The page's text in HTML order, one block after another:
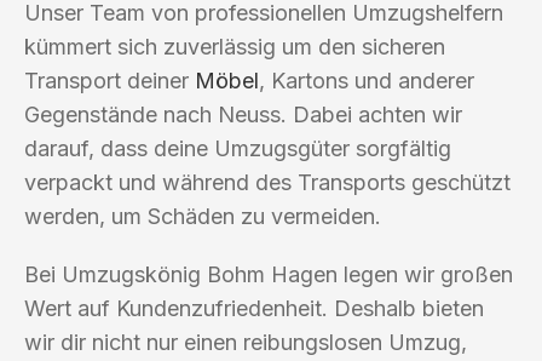
Unser Team von professionellen Umzugshelfern
kümmert sich zuverlässig um den sicheren
Transport deiner Möbel, Kartons und anderer
Gegenstände nach Neuss. Dabei achten wir
darauf, dass deine Umzugsgüter sorgfältig
verpackt und während des Transports geschützt
werden, um Schäden zu vermeiden.
Bei Umzugskönig Bohm Hagen legen wir großen
Wert auf Kundenzufriedenheit. Deshalb bieten
wir dir nicht nur einen reibungslosen Umzug,